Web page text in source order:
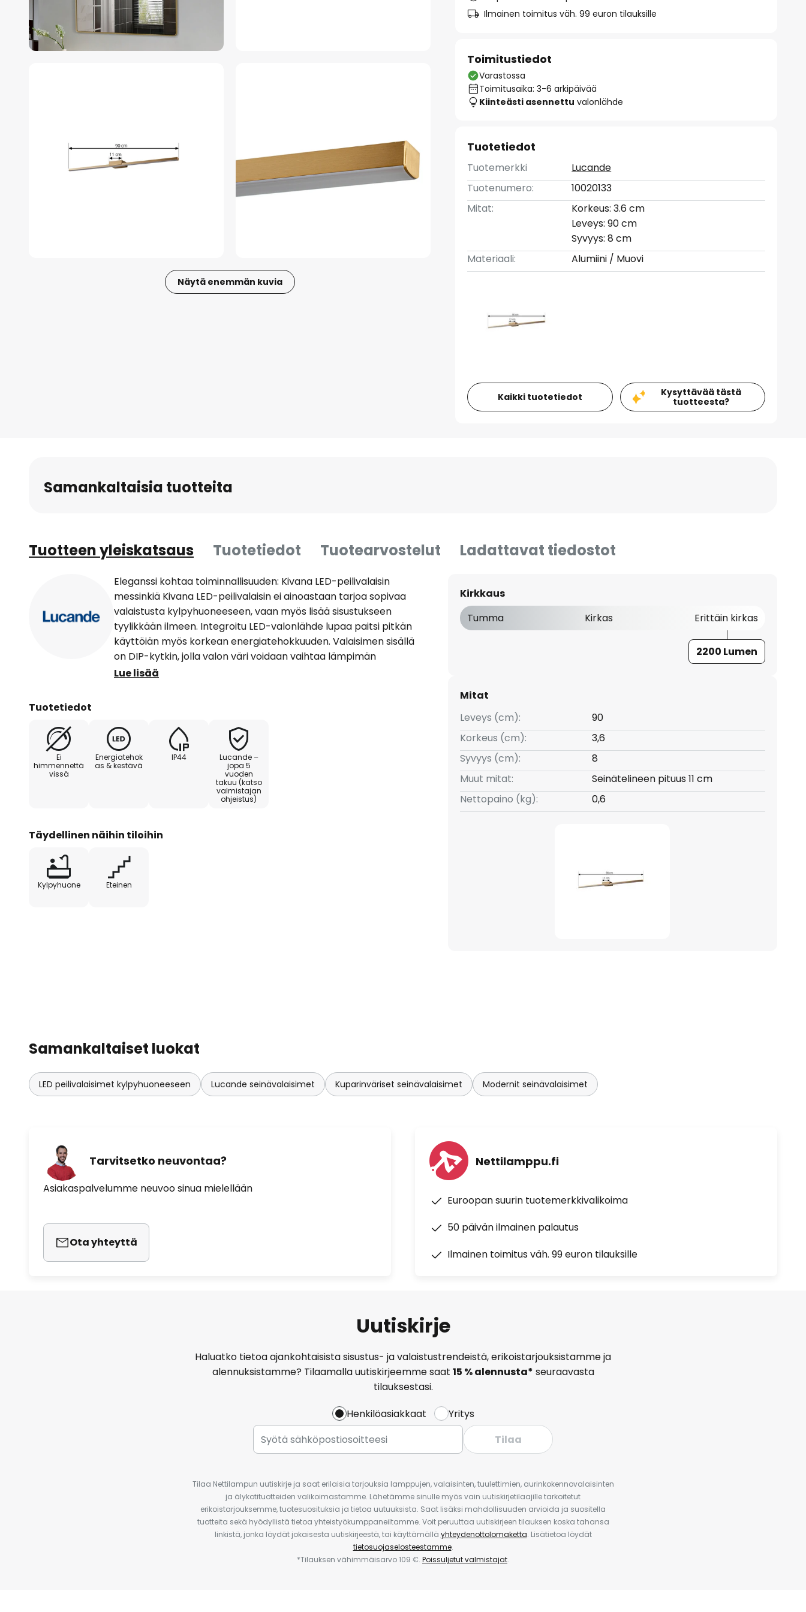
Näytä enemmän kuvia
Ilmainen toimitus väh. 99 euron tilauksille
Toimitustiedot
Varastossa
Toimitusaika: 3-6 arkipäivää
Kiinteästi asennettu valonlähde
Tuotetiedot
Tuotemerkki
Lucande
Tuotenumero:
10020133
Mitat:
Korkeus: 3.6 cm
Leveys: 90 cm
Syvyys: 8 cm
Materiaali:
Alumiini / Muovi
Kaikki tuotetiedot
Kysyttävää tästä
tuotteesta?
Samankaltaisia tuotteita
Tuotteen yleiskatsaus Tuotetiedot Tuotearvostelut Ladattavat tiedostot
Eleganssi kohtaa toiminnallisuuden: Kivana LED-peilivalaisin
messinkiä Kivana LED-peilivalaisin ei ainoastaan tarjoa sopivaa
valaistusta kylpyhuoneeseen, vaan myös lisää sisustukseen
tyylikkään ilmeen. Integroitu LED-valonlähde lupaa paitsi pitkän
käyttöiän myös korkean energiatehokkuuden. Valaisimen sisällä
on DIP-kytkin, jolla valon väri voidaan vaihtaa lämpimän
valkoiseksi tai yleisvalkoiseksi ennen asennusta. Tämän
Lue lisää
Tuotetiedot
Ei
himmennettä
vissä
Energiatehok
as & kestävä
IP44
Lucande –
jopa 5
vuoden
takuu (katso
valmistajan
ohjeistus)
Täydellinen näihin tiloihin
Kylpyhuone Eteinen
Kirkkaus
Tumma
Kirkas Erittäin kirkas
2200 Lumen
Mitat
Leveys (cm):
90
Korkeus (cm):
3,6
Syvyys (cm):
8
Muut mitat:
Seinätelineen pituus 11 cm
Nettopaino (kg):
0,6
Samankaltaiset luokat
LED peilivalaisimet kylpyhuoneeseen Lucande seinävalaisimet Kuparinväriset seinävalaisimet Modernit seinävalaisimet
Tarvitsetko neuvontaa?
Asiakaspalvelumme neuvoo sinua mielellään
Ota yhteyttä
Nettilamppu.fi
Euroopan suurin tuotemerkkivalikoima
50 päivän ilmainen palautus
Ilmainen toimitus väh. 99 euron tilauksille
Uutiskirje
Haluatko tietoa ajankohtaisista sisustus- ja valaistustrendeistä, erikoistarjouksistamme ja
alennuksistamme? Tilaamalla uutiskirjeemme saat 15 % alennusta* seuraavasta
tilauksestasi.
Henkilöasiakkaat
Yritys
Tilaa
Tilaa Nettilampun uutiskirje ja saat erilaisia tarjouksia lamppujen, valaisinten, tuulettimien, aurinkokennovalaisinten
ja älykotituotteiden valikoimastamme. Lähetämme sinulle myös vain uutiskirjetilaajille tarkoitetut
erikoistarjouksemme, tuotesuosituksia ja tietoa uutuuksista. Saat lisäksi mahdollisuuden arvioida ja suositella
tuotteita sekä hyödyllistä tietoa yhteistyökumppaneiltamme. Voit peruuttaa uutiskirjeen tilauksen koska tahansa
linkistä, jonka löydät jokaisesta uutiskirjeestä, tai käyttämällä yhteydenottolomaketta. Lisätietoa löydät
tietosuojaselosteestamme.
*Tilauksen vähimmäisarvo 109 €. Poissuljetut valmistajat.